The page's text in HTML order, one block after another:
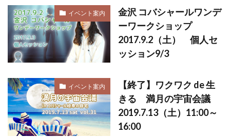
イベント案内
金沢 コバシャールワンデ
ーワークショップ
2017.9.2（土） 個人セ
ッション9/3
イベント案内
【終了】ワクワク de 生
きる 満月の宇宙会議
2019.7.13（土）11:00～
16:00